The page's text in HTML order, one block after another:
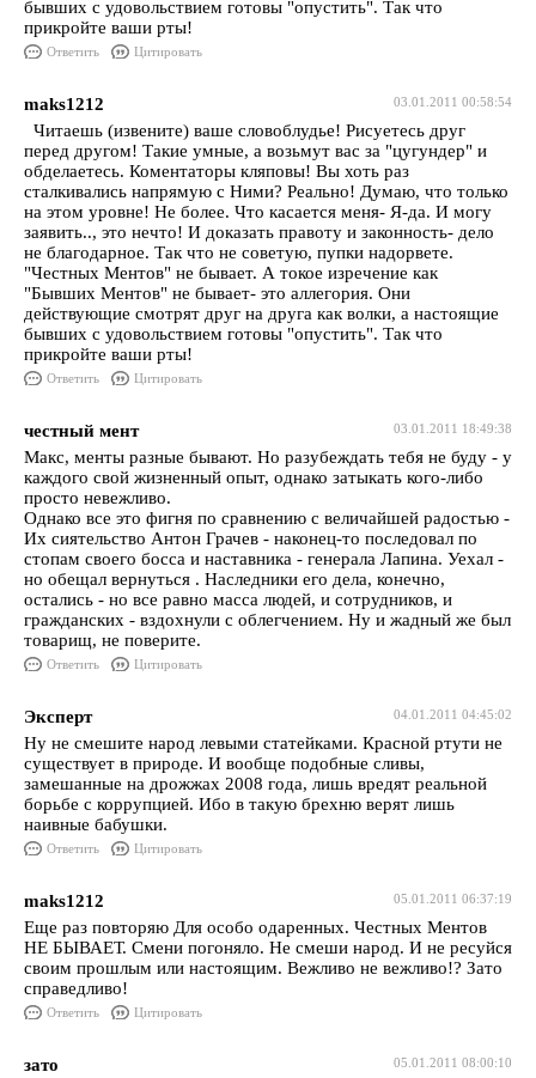
бывших с удовольствием готовы "опустить". Так что
прикройте ваши рты!
Ответить Цитировать
03.01.2011 00:58:54
maks1212
Читаешь (извените) ваше словоблудье! Рисуетесь друг
перед другом! Такие умные, а возьмут вас за "цугундер" и
обделаетесь. Коментаторы кляповы! Вы хоть раз
сталкивались напрямую с Ними? Реально! Думаю, что только
на этом уровне! Не более. Что касается меня- Я-да. И могу
заявить.., это нечто! И доказать правоту и законность- дело
не благодарное. Так что не советую, пупки надорвете.
"Честных Ментов" не бывает. А токое изречение как
"Бывших Ментов" не бывает- это аллегория. Они
действующие смотрят друг на друга как волки, а настоящие
бывших с удовольствием готовы "опустить". Так что
прикройте ваши рты!
Ответить Цитировать
03.01.2011 18:49:38
честный мент
Макс, менты разные бывают. Но разубеждать тебя не буду - у
каждого свой жизненный опыт, однако затыкать кого-либо
просто невежливо.
Однако все это фигня по сравнению с величайшей радостью -
Их сиятельство Антон Грачев - наконец-то последовал по
стопам своего босса и наставника - генерала Лапина. Уехал -
но обещал вернуться . Наследники его дела, конечно,
остались - но все равно масса людей, и сотрудников, и
гражданских - вздохнули с облегчением. Ну и жадный же был
товарищ, не поверите.
Ответить Цитировать
04.01.2011 04:45:02
Эксперт
Ну не смешите народ левыми статейками. Красной ртути не
существует в природе. И вообще подобные сливы,
замешанные на дрожжах 2008 года, лишь вредят реальной
борьбе с коррупцией. Ибо в такую брехню верят лишь
наивные бабушки.
Ответить Цитировать
05.01.2011 06:37:19
maks1212
Еще раз повторяю Для особо одаренных. Честных Ментов
НЕ БЫВАЕТ. Смени погоняло. Не смеши народ. И не ресуйся
своим прошлым или настоящим. Вежливо не вежливо!? Зато
справедливо!
Ответить Цитировать
05.01.2011 08:00:10
зато